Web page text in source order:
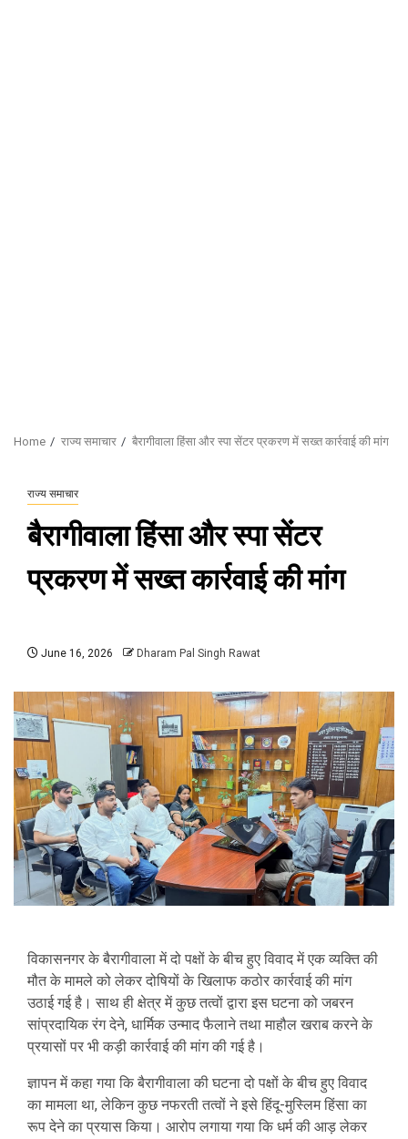
Home राज्य समाचार बैरागीवाला हिंसा और स्पा सेंटर प्रकरण में सख्त कार्रवाई की मांग
राज्य समाचार
बैरागीवाला हिंसा और स्पा सेंटर
प्रकरण में सख्त कार्रवाई की मांग
June 16, 2026 Dharam Pal Singh Rawat
विकासनगर के बैरागीवाला में दो पक्षों के बीच हुए विवाद में एक व्यक्ति की
मौत के मामले को लेकर दोषियों के खिलाफ कठोर कार्रवाई की मांग
उठाई गई है। साथ ही क्षेत्र में कुछ तत्वों द्वारा इस घटना को जबरन
सांप्रदायिक रंग देने, धार्मिक उन्माद फैलाने तथा माहौल खराब करने के
प्रयासों पर भी कड़ी कार्रवाई की मांग की गई है।
ज्ञापन में कहा गया कि बैरागीवाला की घटना दो पक्षों के बीच हुए विवाद
का मामला था, लेकिन कुछ नफरती तत्वों ने इसे हिंदू-मुस्लिम हिंसा का
रूप देने का प्रयास किया। आरोप लगाया गया कि धर्म की आड़ लेकर